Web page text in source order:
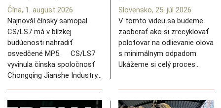
Čína, 1. august 2026
Najnovší čínsky samopal
CS/LS7 má v blízkej
budúcnosti nahradiť
osvedčené MP5. CS/LS7
vyvinula čínska spoločnosť
Chongqing Jianshe Industry…
Slovensko, 25. júl 2026
V tomto videu sa budeme
zaoberať ako si zrecyklovať
polotovar na odlievanie olova
s minimálnym odpadom.
Ukážeme si celý proces…